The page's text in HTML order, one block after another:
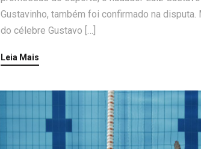
Gustavinho, também foi confirmado na
do célebre Gustavo […]
Leia Mais